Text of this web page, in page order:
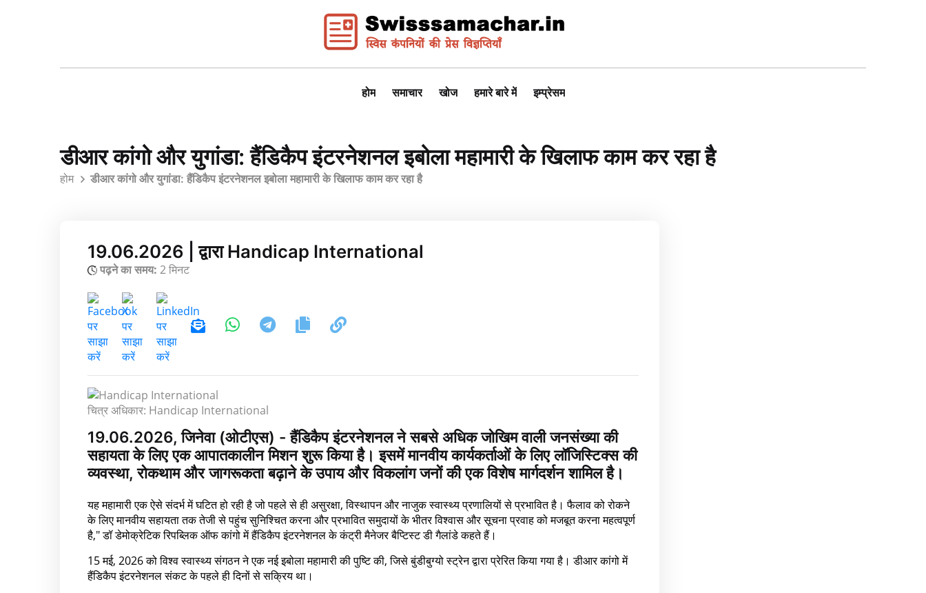
होम समाचार खोज हमारे बारे में इम्प्रेसम
डीआर कांगो और युगांडा: हैंडिकैप इंटरनेशनल इबोला महामारी के खिलाफ काम कर रहा है
होम डीआर कांगो और युगांडा: हैंडिकैप इंटरनेशनल इबोला महामारी के खिलाफ काम कर रहा है
19.06.2026 | द्वारा Handicap International
पढ़ने का समय: 2 मिनट
चित्र अधिकार: Handicap International
19.06.2026, जिनेवा (ओटीएस) - हैंडिकैप इंटरनेशनल ने सबसे अधिक जोखिम वाली जनसंख्या की
सहायता के लिए एक आपातकालीन मिशन शुरू किया है। इसमें मानवीय कार्यकर्ताओं के लिए लॉजिस्टिक्स की
व्यवस्था, रोकथाम और जागरूकता बढ़ाने के उपाय और विकलांग जनों की एक विशेष मार्गदर्शन शामिल है।
यह महामारी एक ऐसे संदर्भ में घटित हो रही है जो पहले से ही असुरक्षा, विस्थापन और नाजुक स्वास्थ्य प्रणालियों से प्रभावित है। फैलाव को रोकने
के लिए मानवीय सहायता तक तेजी से पहुंच सुनिश्चित करना और प्रभावित समुदायों के भीतर विश्वास और सूचना प्रवाह को मजबूत करना महत्वपूर्ण
है," डॉ डेमोक्रेटिक रिपब्लिक ऑफ कांगो में हैंडिकैप इंटरनेशनल के कंट्री मैनेजर बैप्टिस्ट डी गैलांडे कहते हैं।
15 मई, 2026 को विश्व स्वास्थ्य संगठन ने एक नई इबोला महामारी की पुष्टि की, जिसे बुंडीबुग्यो स्ट्रेन द्वारा प्रेरित किया गया है। डीआर कांगो में
हैंडिकैप इंटरनेशनल संकट के पहले ही दिनों से सक्रिय था।